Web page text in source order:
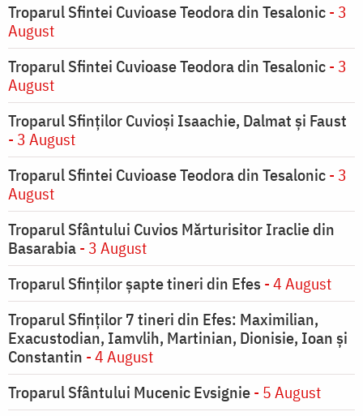
Troparul Sfintei Cuvioase Teodora din Tesalonic- 3
August
Troparul Sfintei Cuvioase Teodora din Tesalonic- 3
August
Troparul Sfinţilor Cuvioşi Isaachie, Dalmat şi Faust
- 3 August
Troparul Sfintei Cuvioase Teodora din Tesalonic- 3
August
Troparul Sfântului Cuvios Mărturisitor Iraclie din
Basarabia- 3 August
Troparul Sfinţilor şapte tineri din Efes - 4 August
Troparul Sfinţilor 7 tineri din Efes: Maximilian,
Exacustodian, Iamvlih, Martinian, Dionisie, Ioan şi
Constantin - 4 August
Troparul Sfântului Mucenic Evsignie- 5 August